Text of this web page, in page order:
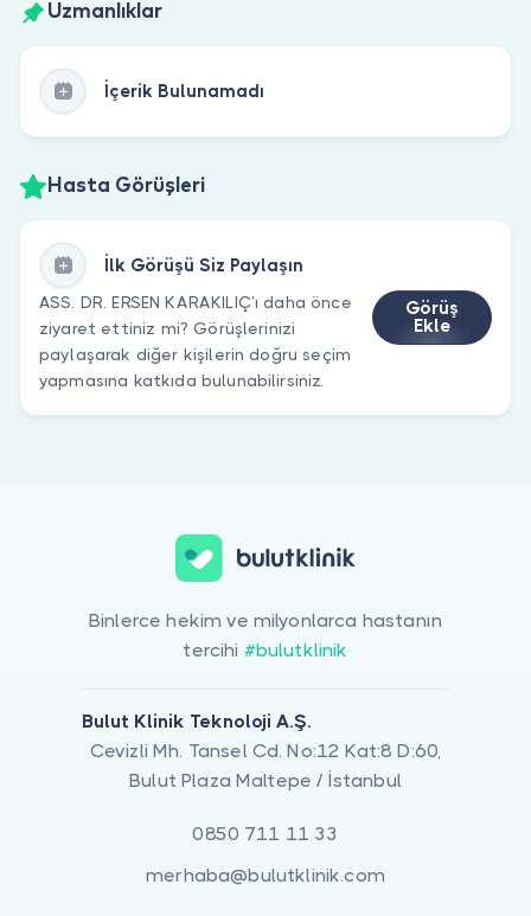
Uzmanlıklar
İçerik Bulunamadı
Hasta Görüşleri
İlk Görüşü Siz Paylaşın
ASS. DR. ERSEN KARAKILIÇ’ı daha önce
ziyaret ettiniz mi? Görüşlerinizi
paylaşarak diğer kişilerin doğru seçim
yapmasına katkıda bulunabilirsiniz.
Görüş
Ekle
Binlerce hekim ve milyonlarca hastanın
tercihi #bulutklinik
Bulut Klinik Teknoloji A.Ş.
Cevizli Mh. Tansel Cd. No:12 Kat:8 D:60,
Bulut Plaza Maltepe / İstanbul
0850 711 11 33
merhaba@bulutklinik.com